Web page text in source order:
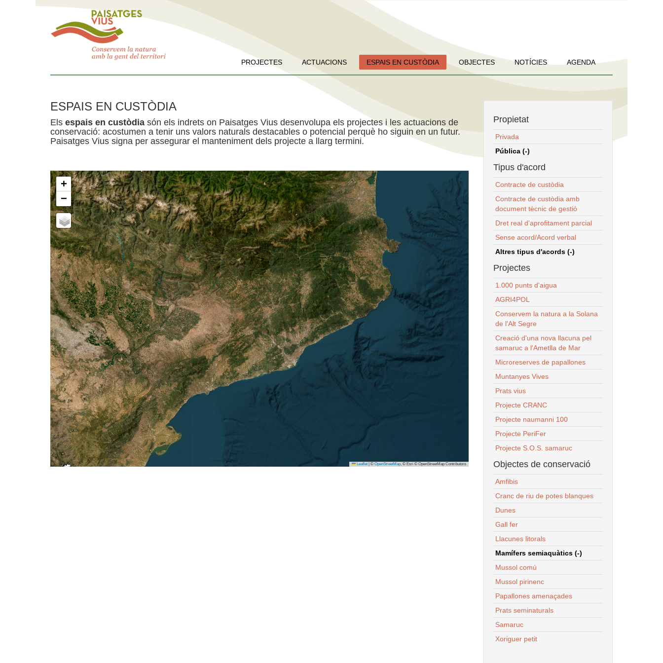
PROJECTES ACTUACIONS ESPAIS EN CUSTÒDIA OBJECTES NOTÍCIES AGENDA
ESPAIS EN CUSTÒDIA
Els espais en custòdia són els indrets on Paisatges Vius desenvolupa els projectes i les actuacions de
conservació: acostumen a tenir uns valors naturals destacables o potencial perquè ho siguin en un futur.
Paisatges Vius signa per assegurar el manteniment dels projecte a llarg termini.
+
−
Leaflet © OpenStreetMap, © Esri © OpenStreetMap Contributors
Propietat
Privada
Pública (-)
Tipus d'acord
Contracte de custòdia
Contracte de custòdia amb
document tècnic de gestió
Dret real d'aprofitament parcial
Sense acord/Acord verbal
Altres tipus d'acords (-)
Projectes
1.000 punts d'aigua
AGRI4POL
Conservem la natura a la Solana
de l'Alt Segre
Creació d'una nova llacuna pel
samaruc a l'Ametlla de Mar
Microreserves de papallones
Muntanyes Vives
Prats vius
Projecte CRANC
Projecte naumanni 100
Projecte PeriFer
Projecte S.O.S. samaruc
Objectes de conservació
Amfibis
Cranc de riu de potes blanques
Dunes
Gall fer
Llacunes litorals
Mamífers semiaquàtics (-)
Mussol comú
Mussol pirinenc
Papallones amenaçades
Prats seminaturals
Samaruc
Xoriguer petit